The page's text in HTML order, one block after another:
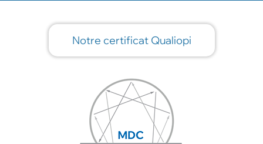
Notre certificat Qualiopi